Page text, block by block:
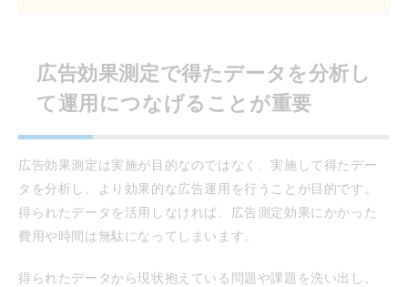
広告効果測定で得たデータを分析し
て運用につなげることが重要
広告効果測定は実施が目的なのではなく、実施して得たデー
タを分析し、より効果的な広告運用を行うことが目的です。
得られたデータを活用しなければ、広告測定効果にかかった
費用や時間は無駄になってしまいます。
得られたデータから現状抱えている問題や課題を洗い出し、